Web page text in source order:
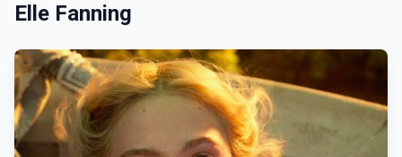
Elle Fanning